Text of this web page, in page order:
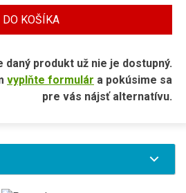
DO KOŠÍKA
daný produkt už nie je dostupný.
vyplňte formulár a pokúsime sa
pre vás nájsť alternatívu.